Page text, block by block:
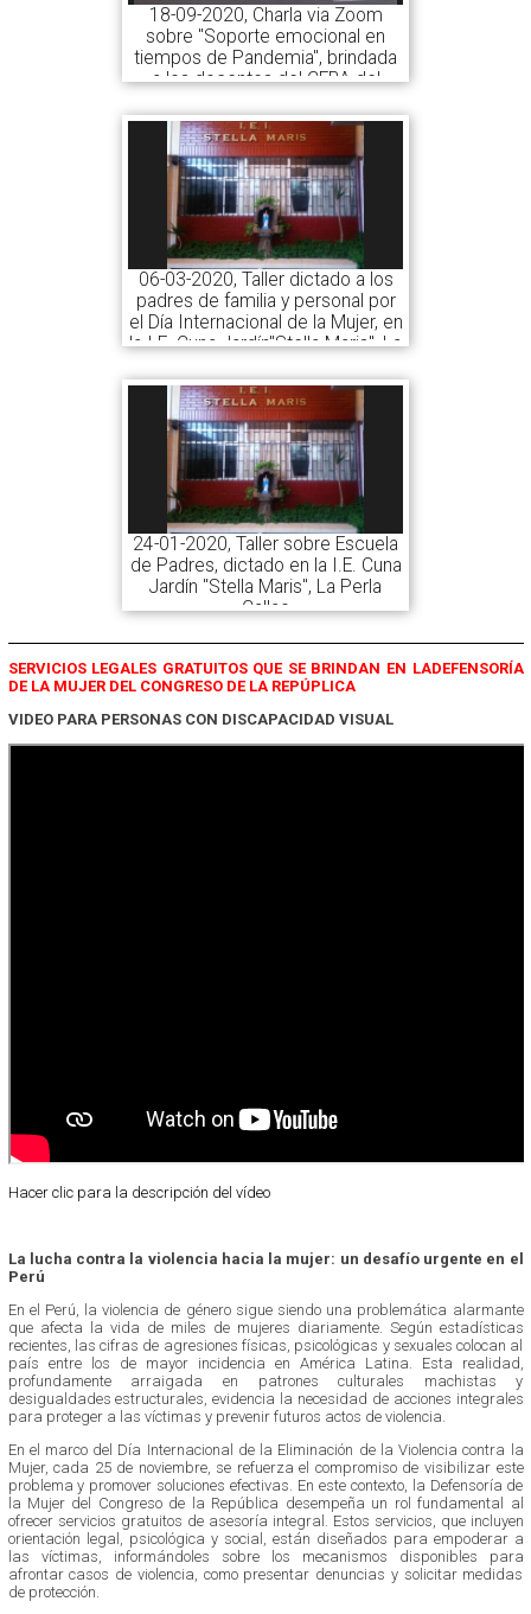
18-09-2020, Charla via Zoom
sobre "Soporte emocional en
tiempos de Pandemia", brindada
a los docentes del CEBA del
Rehabilitación de Lima, San
Miguel
06-03-2020, Taller dictado a los
padres de familia y personal por
el Día Internacional de la Mujer, en
la I.E. Cuna Jardín"Stella Maris", La
24-01-2020, Taller sobre Escuela
de Padres, dictado en la I.E. Cuna
Jardín "Stella Maris", La Perla
Callao
SERVICIOS LEGALES GRATUITOS QUE SE BRINDAN EN LADEFENSORÍA
DE LA MUJER DEL CONGRESO DE LA REPÚPLICA
VIDEO PARA PERSONAS CON DISCAPACIDAD VISUAL
Hacer clic para la descripción del vídeo
La lucha contra la violencia hacia la mujer: un desafío urgente en el
Perú
En el Perú, la violencia de género sigue siendo una problemática alarmante
que afecta la vida de miles de mujeres diariamente. Según estadísticas
recientes, las cifras de agresiones físicas, psicológicas y sexuales colocan al
país entre los de mayor incidencia en América Latina. Esta realidad,
profundamente arraigada en patrones culturales machistas y
desigualdades estructurales, evidencia la necesidad de acciones integrales
para proteger a las víctimas y prevenir futuros actos de violencia.
En el marco del Día Internacional de la Eliminación de la Violencia contra la
Mujer, cada 25 de noviembre, se refuerza el compromiso de visibilizar este
problema y promover soluciones efectivas. En este contexto, la Defensoría de
la Mujer del Congreso de la República desempeña un rol fundamental al
ofrecer servicios gratuitos de asesoría integral. Estos servicios, que incluyen
orientación legal, psicológica y social, están diseñados para empoderar a
las víctimas, informándoles sobre los mecanismos disponibles para
afrontar casos de violencia, como presentar denuncias y solicitar medidas
de protección.